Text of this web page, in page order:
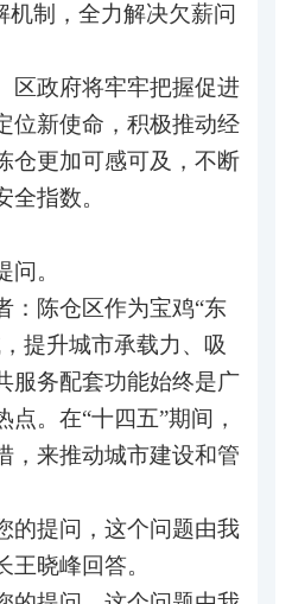
机制，全力解决欠薪问
区政府将牢牢把握促进
位新使命，积极推动经
仓更加可感可及，不断
指数。
。
：陈仓区作为宝鸡“东
提升城市承载力、吸
服务配套功能始终是广
。在“十四五”期间，
，来推动城市建设和管
的提问，这个问题由我
晓峰回答。